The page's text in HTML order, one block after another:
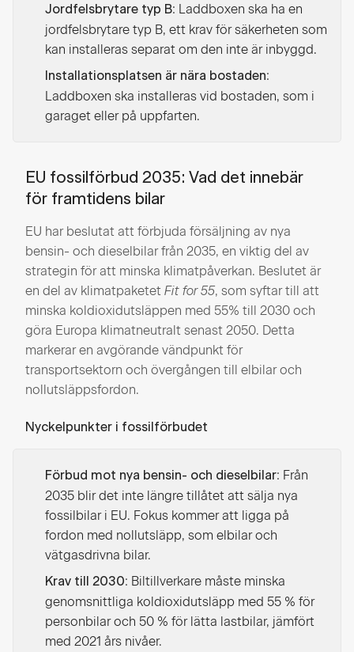
Jordfelsbrytare typ B: Laddboxen ska ha en
jordfelsbrytare typ B, ett krav för säkerheten som
kan installeras separat om den inte är inbyggd.
Installationsplatsen är nära bostaden:
Laddboxen ska installeras vid bostaden, som i
garaget eller på uppfarten.
EU fossilförbud 2035: Vad det innebär
för framtidens bilar
EU har beslutat att förbjuda försäljning av nya
bensin- och dieselbilar från 2035, en viktig del av
strategin för att minska klimatpåverkan. Beslutet är
en del av klimatpaketet Fit for 55, som syftar till att
minska koldioxidutsläppen med 55% till 2030 och
göra Europa klimatneutralt senast 2050. Detta
markerar en avgörande vändpunkt för
transportsektorn och övergången till elbilar och
nollutsläppsfordon.
Nyckelpunkter i fossilförbudet
Förbud mot nya bensin- och dieselbilar: Från
2035 blir det inte längre tillåtet att sälja nya
fossilbilar i EU. Fokus kommer att ligga på
fordon med nollutsläpp, som elbilar och
vätgasdrivna bilar.
Krav till 2030: Biltillverkare måste minska
genomsnittliga koldioxidutsläpp med 55 % för
personbilar och 50 % för lätta lastbilar, jämfört
med 2021 års nivåer.